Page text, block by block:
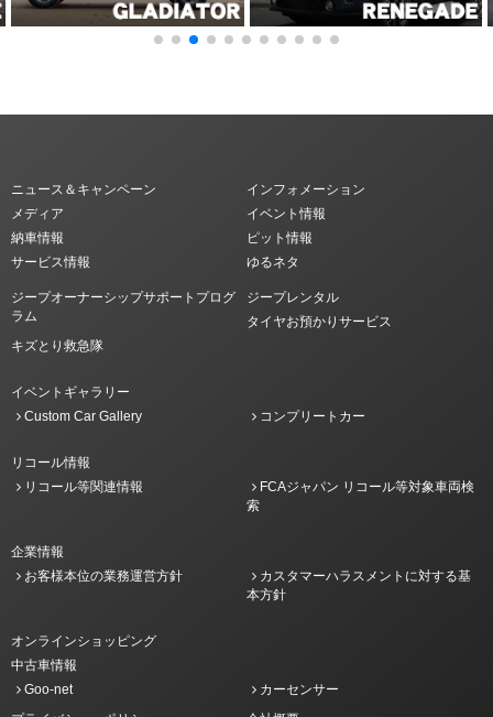
ニュース＆キャンペーン
インフォメーション
メディア
イベント情報
納車情報
ピット情報
サービス情報
ゆるネタ
ジープオーナーシップサポートプログ
ラム
ジープレンタル
タイヤお預かりサービス
キズとり救急隊
イベントギャラリー
Custom Car Gallery
コンプリートカー
リコール情報
リコール等関連情報
FCAジャパン リコール等対象車両検
索
企業情報
お客様本位の業務運営方針
カスタマーハラスメントに対する基
本方針
オンラインショッピング
中古車情報
Goo-net
カーセンサー